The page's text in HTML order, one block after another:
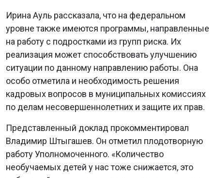
Ирина Ауль рассказала, что на федеральном
уровне также имеются программы, направленные
на работу с подростками из групп риска. Их
реализация может способствовать улучшению
ситуации по данному направлению работы. Она
особо отметила и необходимость решения
кадровых вопросов в муниципальных комиссиях
по делам несовершеннолетних и защите их прав.
Представленный доклад прокомментировал
Владимир Штыгашев. Он отметил плодотворную
работу Уполномоченного. «Количество
необучаемых детей у нас тоже снижается, это